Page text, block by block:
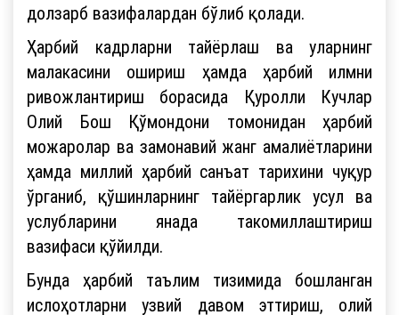
долзарб вазифалардан бўлиб қолади.
Ҳарбий кадрларни тайёрлаш ва уларнинг
малакасини ошириш ҳамда ҳарбий илмни
ривожлантириш борасида Қуролли Кучлар
Олий Бош Қўмондони томонидан ҳарбий
можаролар ва замонавий жанг амалиётларини
ҳамда миллий ҳарбий санъат тарихини чуқур
ўрганиб, қўшинларнинг тайёргарлик усул ва
услубларини янада такомиллаштириш
вазифаси қўйилди.
Бунда ҳарбий таълим тизимида бошланган
ислоҳотларни узвий давом эттириш, олий